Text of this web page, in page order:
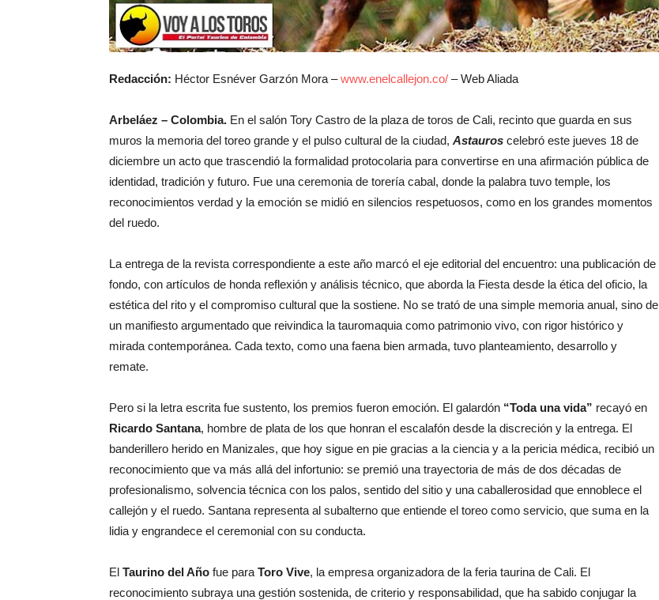
Redacción: Héctor Esnéver Garzón Mora –www.enelcallejon.co/ – Web Aliada
Arbeláez – Colombia. En el salón Tory Castro de la plaza de toros de Cali, recinto que guarda en sus
muros la memoria del toreo grande y el pulso cultural de la ciudad, Astauros celebró este jueves 18 de
diciembre un acto que trascendió la formalidad protocolaria para convertirse en una afirmación pública de
identidad, tradición y futuro. Fue una ceremonia de torería cabal, donde la palabra tuvo temple, los
reconocimientos verdad y la emoción se midió en silencios respetuosos, como en los grandes momentos
del ruedo.
La entrega de la revista correspondiente a este año marcó el eje editorial del encuentro: una publicación de
fondo, con artículos de honda reflexión y análisis técnico, que aborda la Fiesta desde la ética del oficio, la
estética del rito y el compromiso cultural que la sostiene. No se trató de una simple memoria anual, sino de
un manifiesto argumentado que reivindica la tauromaquia como patrimonio vivo, con rigor histórico y
mirada contemporánea. Cada texto, como una faena bien armada, tuvo planteamiento, desarrollo y
remate.
Pero si la letra escrita fue sustento, los premios fueron emoción. El galardón “Toda una vida” recayó en
Ricardo Santana, hombre de plata de los que honran el escalafón desde la discreción y la entrega. El
banderillero herido en Manizales, que hoy sigue en pie gracias a la ciencia y a la pericia médica, recibió un
reconocimiento que va más allá del infortunio: se premió una trayectoria de más de dos décadas de
profesionalismo, solvencia técnica con los palos, sentido del sitio y una caballerosidad que ennoblece el
callejón y el ruedo. Santana representa al subalterno que entiende el toreo como servicio, que suma en la
lidia y engrandece el ceremonial con su conducta.
El Taurino del Año fue para Toro Vive, la empresa organizadora de la feria taurina de Cali. El
reconocimiento subraya una gestión sostenida, de criterio y responsabilidad, que ha sabido conjugar la